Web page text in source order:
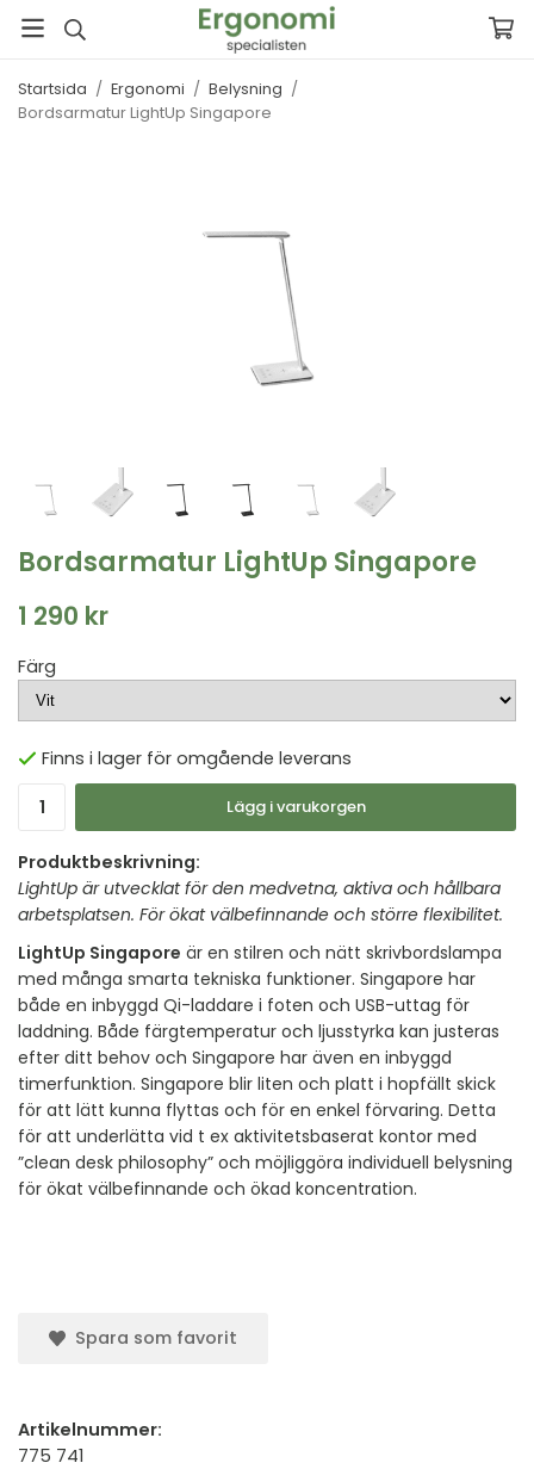
Startsida / Ergonomi / Belysning /
Bordsarmatur LightUp Singapore
Bordsarmatur LightUp Singapore
1 290 kr
Färg
Finns i lager för omgående leverans
Lägg i varukorgen
Produktbeskrivning:
LightUp är utvecklat för den medvetna, aktiva och hållbara
arbetsplatsen. För ökat välbefinnande och större flexibilitet.
LightUp Singapore är en stilren och nätt skrivbordslampa
med många smarta tekniska funktioner. Singapore har
både en inbyggd Qi-laddare i foten och USB-uttag för
laddning. Både färgtemperatur och ljusstyrka kan justeras
efter ditt behov och Singapore har även en inbyggd
timerfunktion. Singapore blir liten och platt i hopfällt skick
för att lätt kunna flyttas och för en enkel förvaring. Detta
för att underlätta vid t ex aktivitetsbaserat kontor med
”clean desk philosophy” och möjliggöra individuell belysning
för ökat välbefinnande och ökad koncentration.
Spara som favorit
Artikelnummer:
775 741